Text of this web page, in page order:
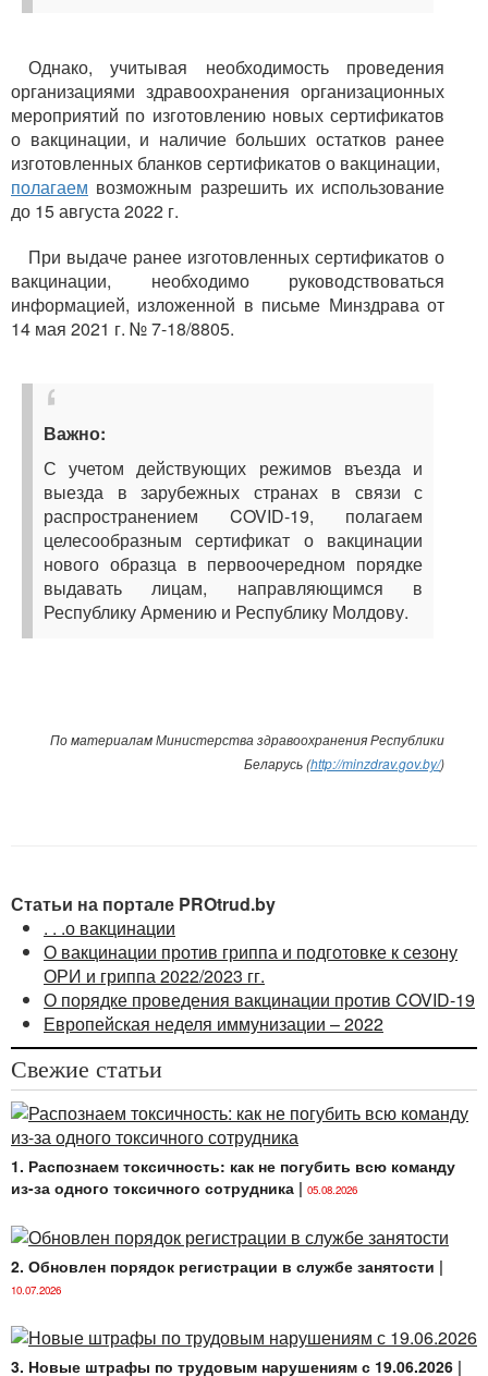
Однако, учитывая необходимость проведения
организациями здравоохранения организационных
мероприятий по изготовлению новых сертификатов
о вакцинации, и наличие больших остатков ранее
изготовленных бланков сертификатов о вакцинации,
полагаем возможным разрешить их использование
до 15 августа 2022 г.
При выдаче ранее изготовленных сертификатов о
вакцинации, необходимо руководствоваться
информацией, изложенной в письме Минздрава от
14 мая 2021 г. № 7-18/8805.
Важно:
С учетом действующих режимов въезда и
выезда в зарубежных странах в связи с
распространением COVID-19, полагаем
целесообразным сертификат о вакцинации
нового образца в первоочередном порядке
выдавать лицам, направляющимся в
Республику Армению и Республику Молдову.
По материалам Министерства здравоохранения Республики
Беларусь (http://minzdrav.gov.by/)
Статьи на портале PROtrud.by
. . .о вакцинации
О вакцинации против гриппа и подготовке к сезону
ОРИ и гриппа 2022/2023 гг.
О порядке проведения вакцинации против COVID-19
Европейская неделя иммунизации – 2022
Свежие статьи
1. Распознаем токсичность: как не погубить всю команду
из-за одного токсичного сотрудника | 05.08.2026
2. Обновлен порядок регистрации в службе занятости |
10.07.2026
3. Новые штрафы по трудовым нарушениям с 19.06.2026 |